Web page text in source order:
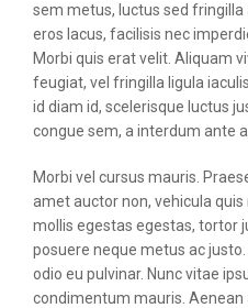
sem metus, luctus sed
eros lacus, facilisis nec
Morbi quis erat velit. Aliquam
feugiat, vel fringilla ligula
id diam id, scelerisque luctus
congue sem, a interdum ante
Morbi vel cursus mauris.
amet auctor non, vehicula
mollis egestas egestas, tortor
posuere neque metus ac
odio eu pulvinar. Nunc vitae
condimentum mauris.